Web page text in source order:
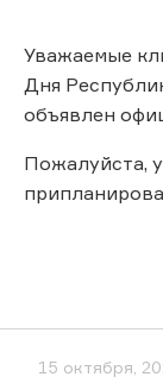
Уважаемые
Дня
объявлен
Пожалуйста,
15 октября,